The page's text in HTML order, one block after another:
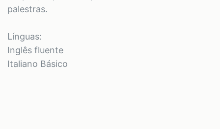
palestras.
Línguas:
Inglês fluente
Italiano Básico